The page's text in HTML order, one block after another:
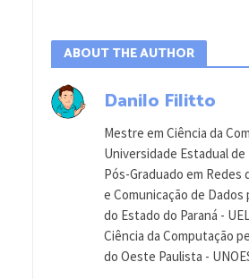
ABOUT THE AUTHOR
Danilo Filitto
Mestre em Ciência da
Universidade Estadual de
Pós-Graduado em Redes
e Comunicação de
do Estado do Paraná -
Ciência da Computação
do Oeste Paulista -